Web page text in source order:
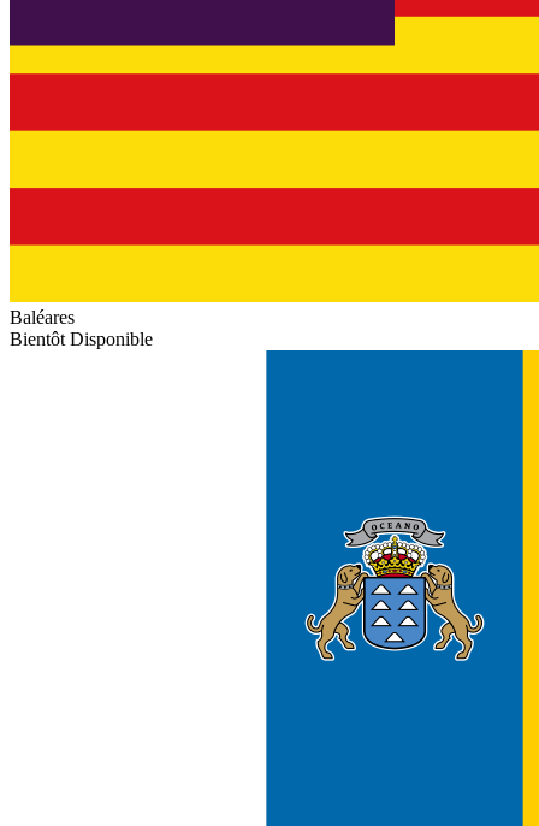
Baléares
Bientôt Disponible